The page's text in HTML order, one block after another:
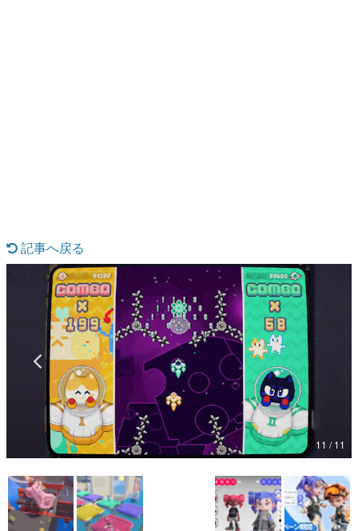
なんでゲームは面白い？
ゲーム開発者・hamatsu氏がゲームの魅力を画面や操作の
具体的な形から解き明かしていく、硬派で骨太な評論連載
です。
ゲームが変えた日本語
「経験値」「裏技」「ラスボス」… ゲームにまつわる言葉
の起源や用法の変遷を、コンピューター文化史研究家・タ
イニーP氏が徹底調査。
カテゴリ
特集記事
マンガ
女性向け
記事へ戻る
11 / 11